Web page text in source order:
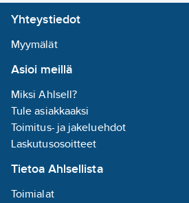
Yhteystiedot
Myymälät
Asioi meillä
Miksi Ahlsell?
Tule asiakkaaksi
Toimitus- ja jakeluehdot
Laskutusosoitteet
Tietoa Ahlsellista
Toimialat